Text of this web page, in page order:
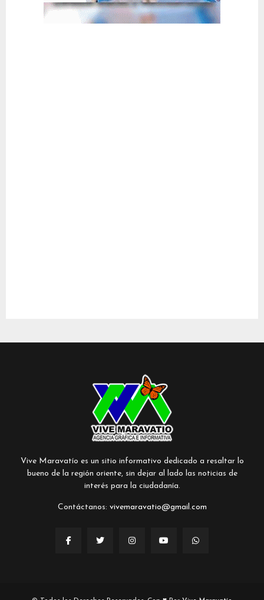
Vive Maravatío es un sitio informativo dedicado a resaltar lo
bueno de la región oriente, sin dejar al lado las noticias de
interés para la ciudadanía.
Contáctanos: vivemaravatio@gmail.com